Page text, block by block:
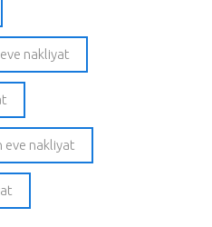
nakliyat
eve nakliyat